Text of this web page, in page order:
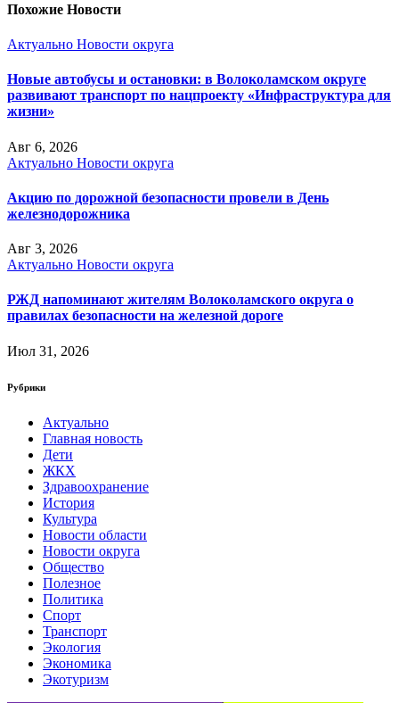
Похожие Новости
Актуально Новости округа
Новые автобусы и остановки: в Волоколамском округе
развивают транспорт по нацпроекту «Инфраструктура для
жизни»
Авг 6, 2026
Актуально Новости округа
Акцию по дорожной безопасности провели в День
железнодорожника
Авг 3, 2026
Актуально Новости округа
РЖД напоминают жителям Волоколамского округа о
правилах безопасности на железной дороге
Июл 31, 2026
Рубрики
Актуально
Главная новость
Дети
ЖКХ
Здравоохранение
История
Культура
Новости области
Новости округа
Общество
Полезное
Политика
Спорт
Транспорт
Экология
Экономика
Экотуризм